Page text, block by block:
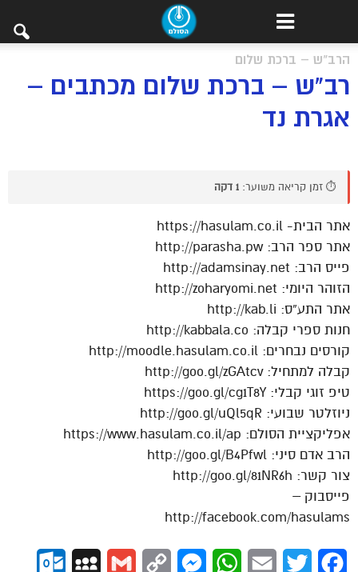
הרב"ש – ברכת שלום
רב"ש – ברכת שלום מכתבים –
אגרת נד
⏱️ זמן קריאה משוער: 1 דקה
אתר הבית- https://hasulam.co.il
אתר ספר הרב: http://parasha.pw
פייס הרב: http://adamsinay.net
הזוהר היומי: http://zoharyomi.net
אתר התע”ס: http://kab.li
חנות ספרי קבלה: http://kabbala.co
קורסים נבחרים: http://moodle.hasulam.co.il
קבלה למתחיל: http://goo.gl/zGAtcv
טיפ זוגי קבלי: https://goo.gl/cg1T8Y
ניוזלטר שבועי: http://goo.gl/uQl5qR
אפליקציית הסולם: https://www.hasulam.co.il/ap
הרב אדם סיני: http://goo.gl/B4Pfwl
צור קשר: http://goo.gl/81NR6h
פייסבוק –
http://facebook.com/hasulams
Facebook
Twitter
Email
WhatsApp
Messenger
Copy
Gmail
MySpace